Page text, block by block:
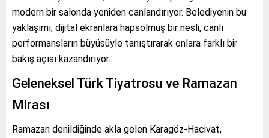
modern bir salonda yeniden canlandırıyor. Belediyenin bu
yaklaşımı, dijital ekranlara hapsolmuş bir nesli, canlı
performansların büyüsüyle tanıştırarak onlara farklı bir
bakış açısı kazandırıyor.
Geleneksel Türk Tiyatrosu ve Ramazan
Mirası
Ramazan denildiğinde akla gelen Karagöz-Hacivat,